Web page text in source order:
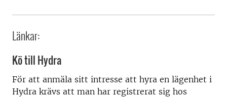
Länkar:
Kö till Hydra
För att anmäla sitt intresse att hyra en lägenhet i
Hydra krävs att man har registrerat sig hos